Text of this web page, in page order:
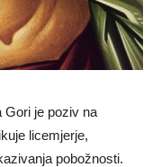
Gori je poziv na
licemjerje,
pobožnosti.